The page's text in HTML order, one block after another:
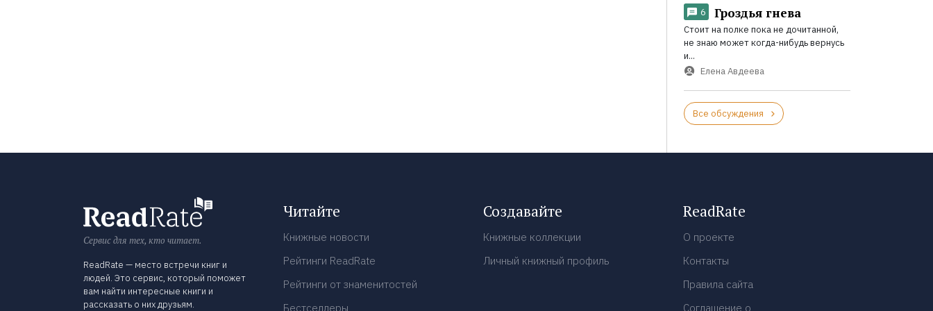
6 Гроздья гнева
Стоит на полке пока не дочитанной,
не знаю может когда-нибудь вернусь
и...
Елена Авдеева
Все обсуждения
Сервис для тех, кто читает.
ReadRate — место встречи книг и
людей. Это сервис, который поможет
вам найти интересные книги и
рассказать о них друзьям.
Читайте
Книжные новости
Рейтинги ReadRate
Рейтинги от знаменитостей
Бестселлеры
Создавайте
Книжные коллекции
Личный книжный профиль
ReadRate
О проекте
Контакты
Правила сайта
Соглашение о